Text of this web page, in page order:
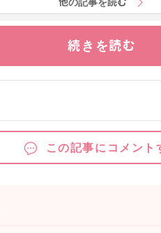
続きを読む
この記事にコメント